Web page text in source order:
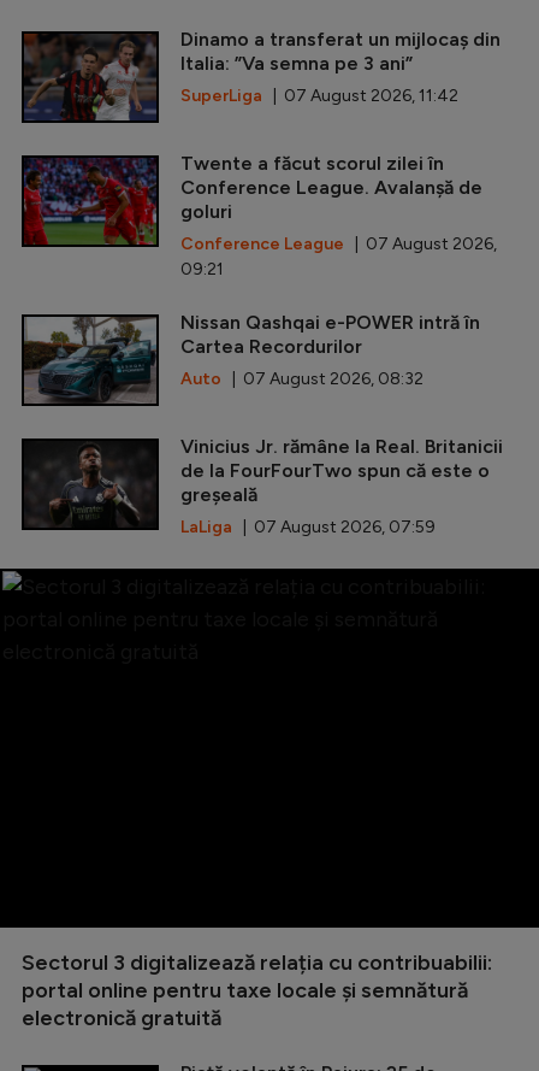
Dinamo a transferat un mijlocaș din
Italia: ”Va semna pe 3 ani”
SuperLiga | 07 August 2026, 11:42
Twente a făcut scorul zilei în
Conference League. Avalanșă de
goluri
Conference League | 07 August 2026,
09:21
Nissan Qashqai e-POWER intră în
Cartea Recordurilor
Auto | 07 August 2026, 08:32
Vinicius Jr. rămâne la Real. Britanicii
de la FourFourTwo spun că este o
greșeală
LaLiga | 07 August 2026, 07:59
Sectorul 3 digitalizează relația cu contribuabilii:
portal online pentru taxe locale și semnătură
electronică gratuită